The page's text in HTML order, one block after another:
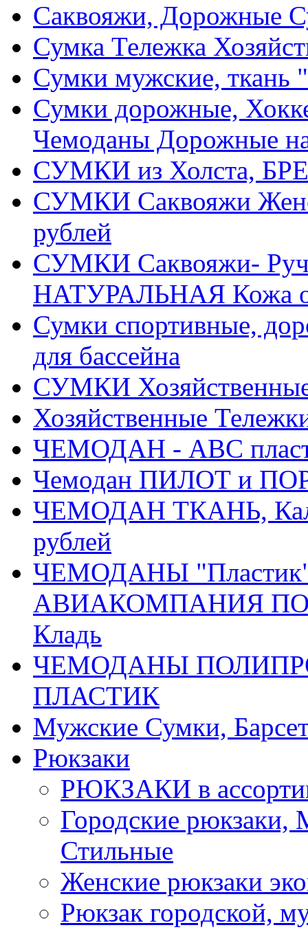
Саквояжи, Дорожные
Сумка Тележка
Сумки мужские, ткань
Сумки дорожные,
Чемоданы Дорожные
СУМКИ из Холста,
СУМКИ Саквояжи
рублей
СУМКИ Саквояжи-
НАТУРАЛЬНАЯ Кожа
Сумки спортивные,
для бассейна
СУМКИ
Хозяйственные
ЧЕМОДАН - АВС
Чемодан ПИЛОТ и
ЧЕМОДАН ТКАНЬ,
рублей
ЧЕМОДАНЫ "Пластик"
АВИАКОМПАНИЯ
Кладь
ЧЕМОДАНЫ
ПЛАСТИК
Мужские Сумки,
Рюкзаки
РЮКЗАКИ в
Городские
Стильные
Женские рюкзаки
Рюкзак городской,